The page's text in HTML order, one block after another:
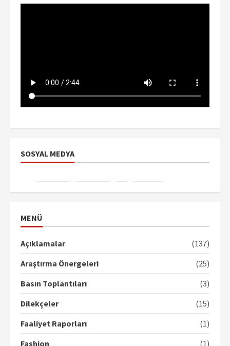
SOSYAL MEDYA
MENÜ
Açıklamalar
(137)
Araştırma Önergeleri
(25)
Basın Toplantıları
(3)
Dilekçeler
(15)
Faaliyet Raporları
(1)
Fashion
(1)